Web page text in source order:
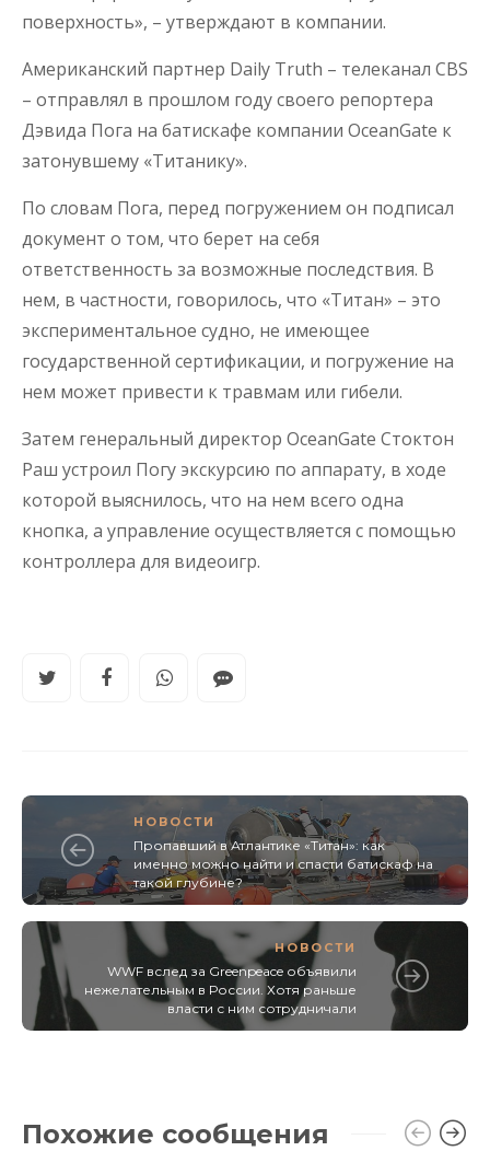
поверхность», – утверждают в компании.
Американский партнер Daily Truth – телеканал CBS
– отправлял в прошлом году своего репортера
Дэвида Пога на батискафе компании OceanGate к
затонувшему «Титанику».
По словам Пога, перед погружением он подписал
документ о том, что берет на себя
ответственность за возможные последствия. В
нем, в частности, говорилось, что «Титан» – это
экспериментальное судно, не имеющее
государственной сертификации, и погружение на
нем может привести к травмам или гибели.
Затем генеральный директор OceanGate Стоктон
Раш устроил Погу экскурсию по аппарату, в ходе
которой выяснилось, что на нем всего одна
кнопка, а управление осуществляется с помощью
контроллера для видеоигр.
НОВОСТИ
Пропавший в Атлантике «Титан»: как
именно можно найти и спасти батискаф на
такой глубине?
НОВОСТИ
WWF вслед за Greenpeace объявили
нежелательным в России. Хотя раньше
власти с ним сотрудничали
Похожие сообщения